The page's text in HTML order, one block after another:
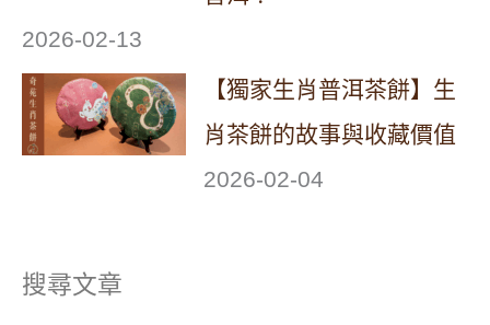
2026-02-13
【獨家生肖普洱茶餅】生
肖茶餅的故事與收藏價值
2026-02-04
搜尋文章